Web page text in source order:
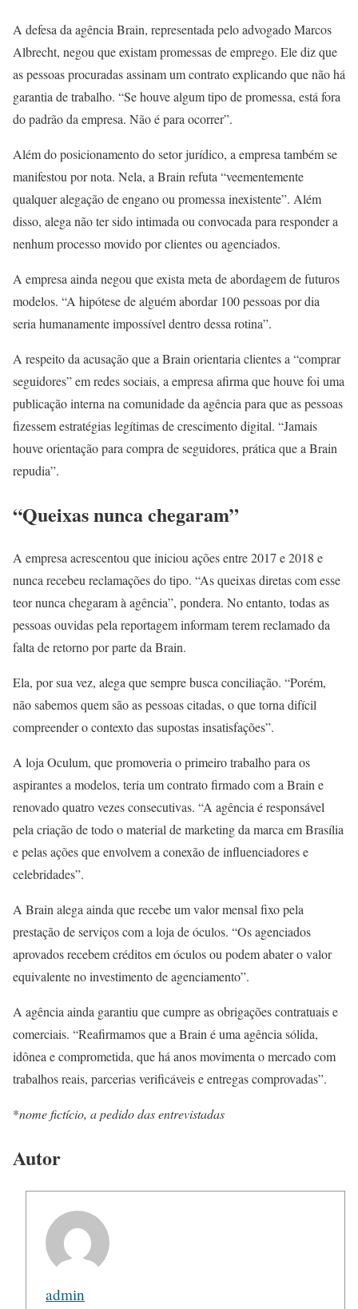
A defesa da agência Brain, representada pelo advogado Marcos
Albrecht, negou que existam promessas de emprego. Ele diz que
as pessoas procuradas assinam um contrato explicando que não há
garantia de trabalho. “Se houve algum tipo de promessa, está fora
do padrão da empresa. Não é para ocorrer”.
Além do posicionamento do setor jurídico, a empresa também se
manifestou por nota. Nela, a Brain refuta “veementemente
qualquer alegação de engano ou promessa inexistente”. Além
disso, alega não ter sido intimada ou convocada para responder a
nenhum processo movido por clientes ou agenciados.
A empresa ainda negou que exista meta de abordagem de futuros
modelos. “A hipótese de alguém abordar 100 pessoas por dia
seria humanamente impossível dentro dessa rotina”.
A respeito da acusação que a Brain orientaria clientes a “comprar
seguidores” em redes sociais, a empresa afirma que houve foi uma
publicação interna na comunidade da agência para que as pessoas
fizessem estratégias legítimas de crescimento digital. “Jamais
houve orientação para compra de seguidores, prática que a Brain
repudia”.
“Queixas nunca chegaram”
A empresa acrescentou que iniciou ações entre 2017 e 2018 e
nunca recebeu reclamações do tipo. “As queixas diretas com esse
teor nunca chegaram à agência”, pondera. No entanto, todas as
pessoas ouvidas pela reportagem informam terem reclamado da
falta de retorno por parte da Brain.
Ela, por sua vez, alega que sempre busca conciliação. “Porém,
não sabemos quem são as pessoas citadas, o que torna difícil
compreender o contexto das supostas insatisfações”.
A loja Oculum, que promoveria o primeiro trabalho para os
aspirantes a modelos, teria um contrato firmado com a Brain e
renovado quatro vezes consecutivas. “A agência é responsável
pela criação de todo o material de marketing da marca em Brasília
e pelas ações que envolvem a conexão de influenciadores e
celebridades”.
A Brain alega ainda que recebe um valor mensal fixo pela
prestação de serviços com a loja de óculos. “Os agenciados
aprovados recebem créditos em óculos ou podem abater o valor
equivalente no investimento de agenciamento”.
A agência ainda garantiu que cumpre as obrigações contratuais e
comerciais. “Reafirmamos que a Brain é uma agência sólida,
idônea e comprometida, que há anos movimenta o mercado com
trabalhos reais, parcerias verificáveis e entregas comprovadas”.
*nome fictício, a pedido das entrevistadas
Autor
admin